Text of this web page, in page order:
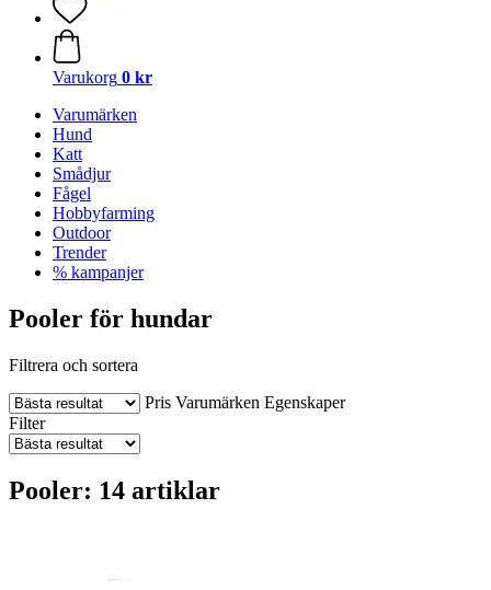
Varukorg 0 kr
Varumärken
Hund
Katt
Smådjur
Fågel
Hobbyfarming
Outdoor
Trender
% kampanjer
Pooler för hundar
Filtrera och sortera
Pris Varumärken Egenskaper
Filter
Pooler: 14 artiklar